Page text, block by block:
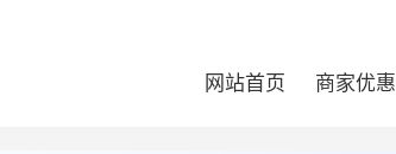
网站首页 商家优惠